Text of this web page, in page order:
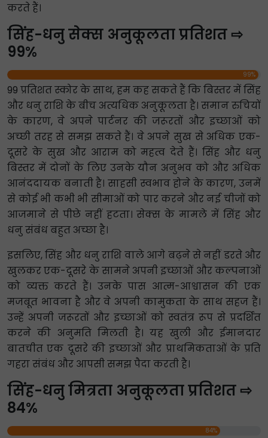
करते हैं।
सिंह-धनु सेक्स अनुकूलता प्रतिशत ⇨
99%
99%
99 प्रतिशत स्कोर के साथ, हम कह सकते हैं कि बिस्तर में सिंह
और धनु राशि के बीच अत्यधिक अनुकूलता है। समान रुचियों
के कारण, वे अपने पार्टनर की जरूरतों और इच्छाओं को
अच्छी तरह से समझ सकते हैं। वे अपने सुख से अधिक एक-
दूसरे के सुख और आराम को महत्व देते हैं। सिंह और धनु
बिस्तर में दोनों के लिए उनके यौन अनुभव को और अधिक
आनंददायक बनाती है। साहसी स्वभाव होने के कारण, उनमें
से कोई भी कभी भी सीमाओं को पार करने और नई चीजों को
आजमाने से पीछे नहीं हटता। सेक्स के मामले में सिंह और
धनु संबंध बहुत अच्छा है।
इसलिए, सिंह और धनु राशि वाले आगे बढ़ने से नहीं डरते और
खुलकर एक-दूसरे के सामने अपनी इच्छाओं और कल्पनाओं
को व्यक्त करते हैं। उनके पास आत्म-आश्वासन की एक
मजबूत भावना है और वे अपनी कामुकता के साथ सहज हैं।
उन्हें अपनी जरूरतों और इच्छाओं को स्वतंत्र रूप से प्रदर्शित
करने की अनुमति मिलती है। यह खुली और ईमानदार
बातचीत एक दूसरे की इच्छाओं और प्राथमिकताओं के प्रति
गहरा संबंध और आपसी समझ पैदा करती है।
सिंह-धनु मित्रता अनुकूलता प्रतिशत ⇨
84%
84%